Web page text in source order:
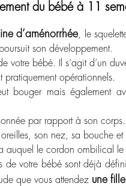
du bébé à 11
d’aménorrhée , le
son développement.
votre bébé. Il s’agit d’un
pratiquement opérationnels.
bouger mais également
par rapport à son corps.
son nez, sa bouche et
auquel le cordon ombilical le
de votre bébé sont déjà
que vous attendez une